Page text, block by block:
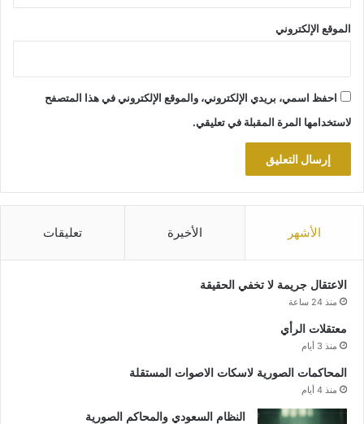
الموقع الإلكتروني
احفظ اسمي، بريدي الإلكتروني، والموقع الإلكتروني في هذا المتصفح
لاستخدامها المرة المقبلة في تعليقي.
الأشهر الأخيرة تعليقات
الاعتقال جريمة لا تخفي الحقيقة
منذ 24 ساعة
معتقلات الرأي
منذ 3 أيام
المحاكمات الصورية لاسكات الاصوات المستقلة
منذ 4 أيام
النظام السعودي والمحاكم الصورية